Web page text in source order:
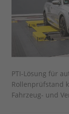
PTI-Lösung für
Rollenprüfstand
Fahrzeug- und